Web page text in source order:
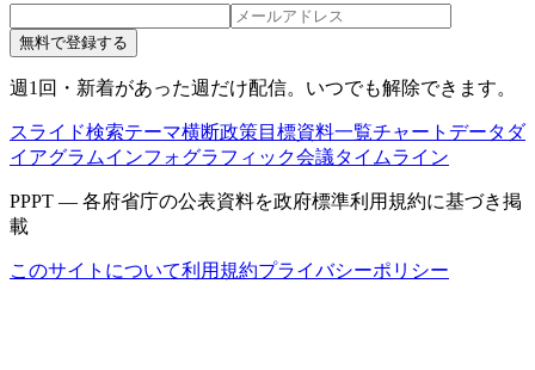
無料で登録する
週1回・新着があった週だけ配信。いつでも解除できます。
スライド検索テーマ横断政策目標資料一覧チャートデータ ダ
イアグラムインフォグラフィック会議タイムライン
PPPT — 各府省庁の公表資料を政府標準利用規約に基づき掲
載
このサイトについて利用規約プライバシーポリシー